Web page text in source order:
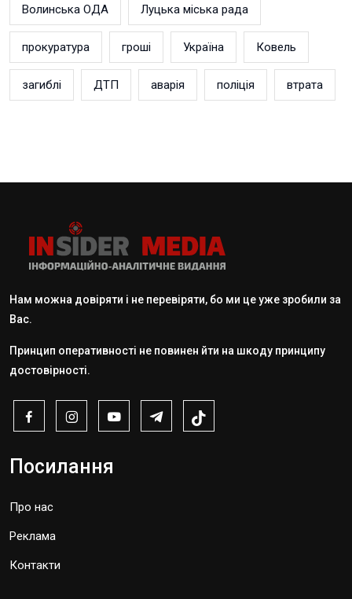
Волинська ОДА Луцька міська рада
прокуратура гроші Україна Ковель
загиблі ДТП аварія поліція втрата
Нам можна довіряти і не перевіряти, бо ми це уже зробили за
Вас.
Принцип оперативності не повинен йти на шкоду принципу
достовірності.
Посилання
Про нас
Реклама
Контакти